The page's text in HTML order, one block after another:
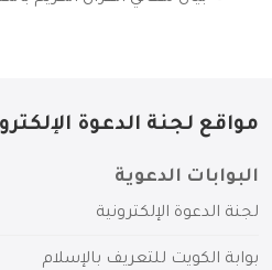
مواقع لجنة الدعوة
البوابات الدعوية
لجنة الدعوة الإلكترونية
بوابة الكويت للتعريف بالإسلام